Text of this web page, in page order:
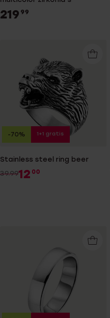
219 99
Stainless steel ring beer
39.9912 00
-70% 1+1 gratis